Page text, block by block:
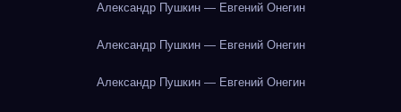
Александр Пушкин — Евгений Онегин
Александр Пушкин — Евгений Онегин
Александр Пушкин — Евгений Онегин